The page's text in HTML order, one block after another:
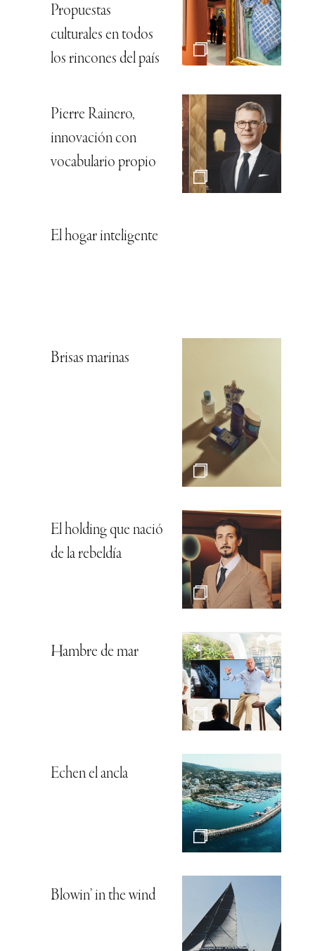
Propuestas
culturales en todos
los rincones del país
Pierre Rainero,
innovación con
vocabulario propio
El hogar inteligente
Brisas marinas
El holding que nació
de la rebeldía
Hambre de mar
Echen el ancla
Blowin’ in the wind